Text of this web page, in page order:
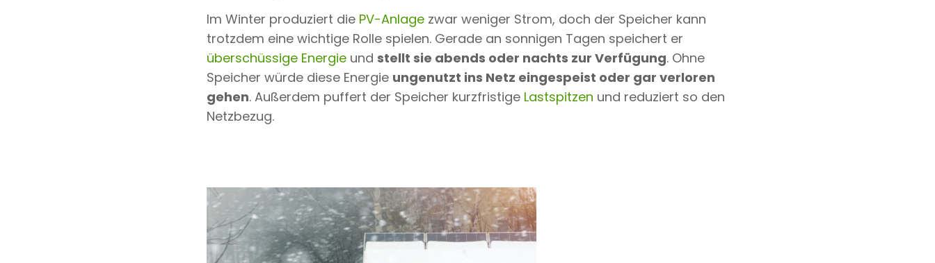
Im Winter produziert die PV-Anlage zwar weniger Strom, doch der Speicher kann
trotzdem eine wichtige Rolle spielen. Gerade an sonnigen Tagen speichert er
überschüssige Energie und stellt sie abends oder nachts zur Verfügung. Ohne
Speicher würde diese Energie ungenutzt ins Netz eingespeist oder gar verloren
gehen. Außerdem puffert der Speicher kurzfristige Lastspitzen und reduziert so den
Netzbezug.